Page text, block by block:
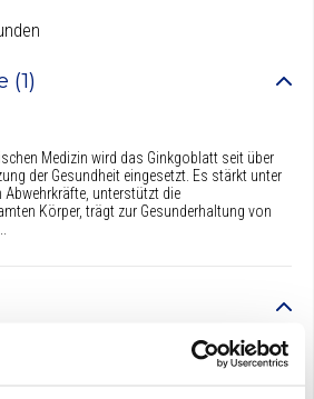
(1)
Medizin wird das Ginkgoblatt seit über
der Gesundheit eingesetzt. Es stärkt unter
unterstützt die
Körper, trägt zur Gesunderhaltung von
Die Bedeutung von